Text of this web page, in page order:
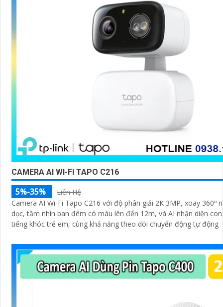
CAMERA AI WI-FI TAPO C216
5%-35%
Liên Hệ
Camera AI Wi-Fi Tapo C216 với độ phân giải 2K 3MP, xoay 360º
dọc, tầm nhìn ban đêm có màu lên đến 12m, và AI nhận diện
tiếng khóc trẻ em, cùng khả năng theo dõi chuyển động tự động